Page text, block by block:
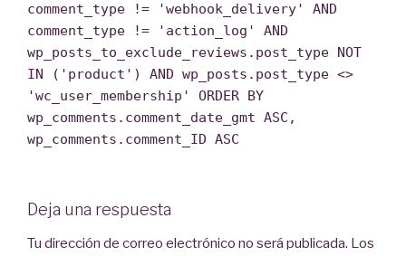
comment_type != 'webhook_delivery' AND
comment_type != 'action_log' AND
wp_posts_to_exclude_reviews.post_type NOT
IN ('product') AND wp_posts.post_type <>
'wc_user_membership' ORDER BY
wp_comments.comment_date_gmt ASC,
wp_comments.comment_ID ASC
Deja una respuesta
Tu dirección de correo electrónico no será publicada. Los